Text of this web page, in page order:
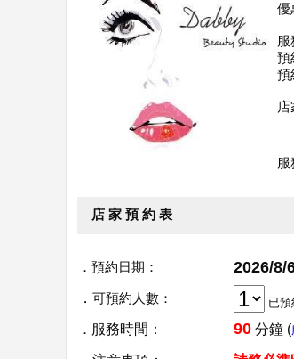
優
預
預
店 家 預 約 表
． 預約日期： 2026/8/
． 可預約人數： 已預
． 服務時間： 90分鐘 (